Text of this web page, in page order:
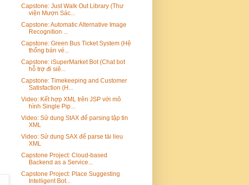
Capstone: Just Walk Out Library (Thư
viện Mượn Sác...
Capstone: Automatic Alternative Image
Recognition ...
Capstone: Green Bus Ticket System (Hệ
thống bán vé...
Capstone: iSuperMarket Bot (Chat bot
hỗ trợ đi siê...
Capstone: Timekeeping and Customer
Satisfaction (H...
Video: Kết hợp XML trên JSP với mô
hình Single Pip...
Video: Sử dung StAX để parsing tập tin
XML
Video: Sử dung SAX để parse tài lieu
XML
Capstone Project: Cloud-based
Backend as a Service...
Capstone Project: Place Suggesting
Intelligent Bot...